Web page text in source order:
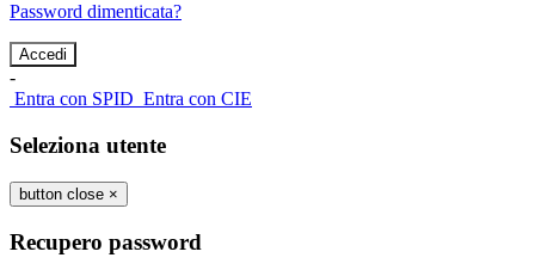
Password dimenticata?
-
Entra con SPID Entra con CIE
Seleziona utente
button close ×
Recupero password